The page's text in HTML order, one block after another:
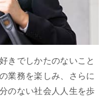
きでしかたのないこと
業務を楽しみ、さらに
のない社会人人生を歩